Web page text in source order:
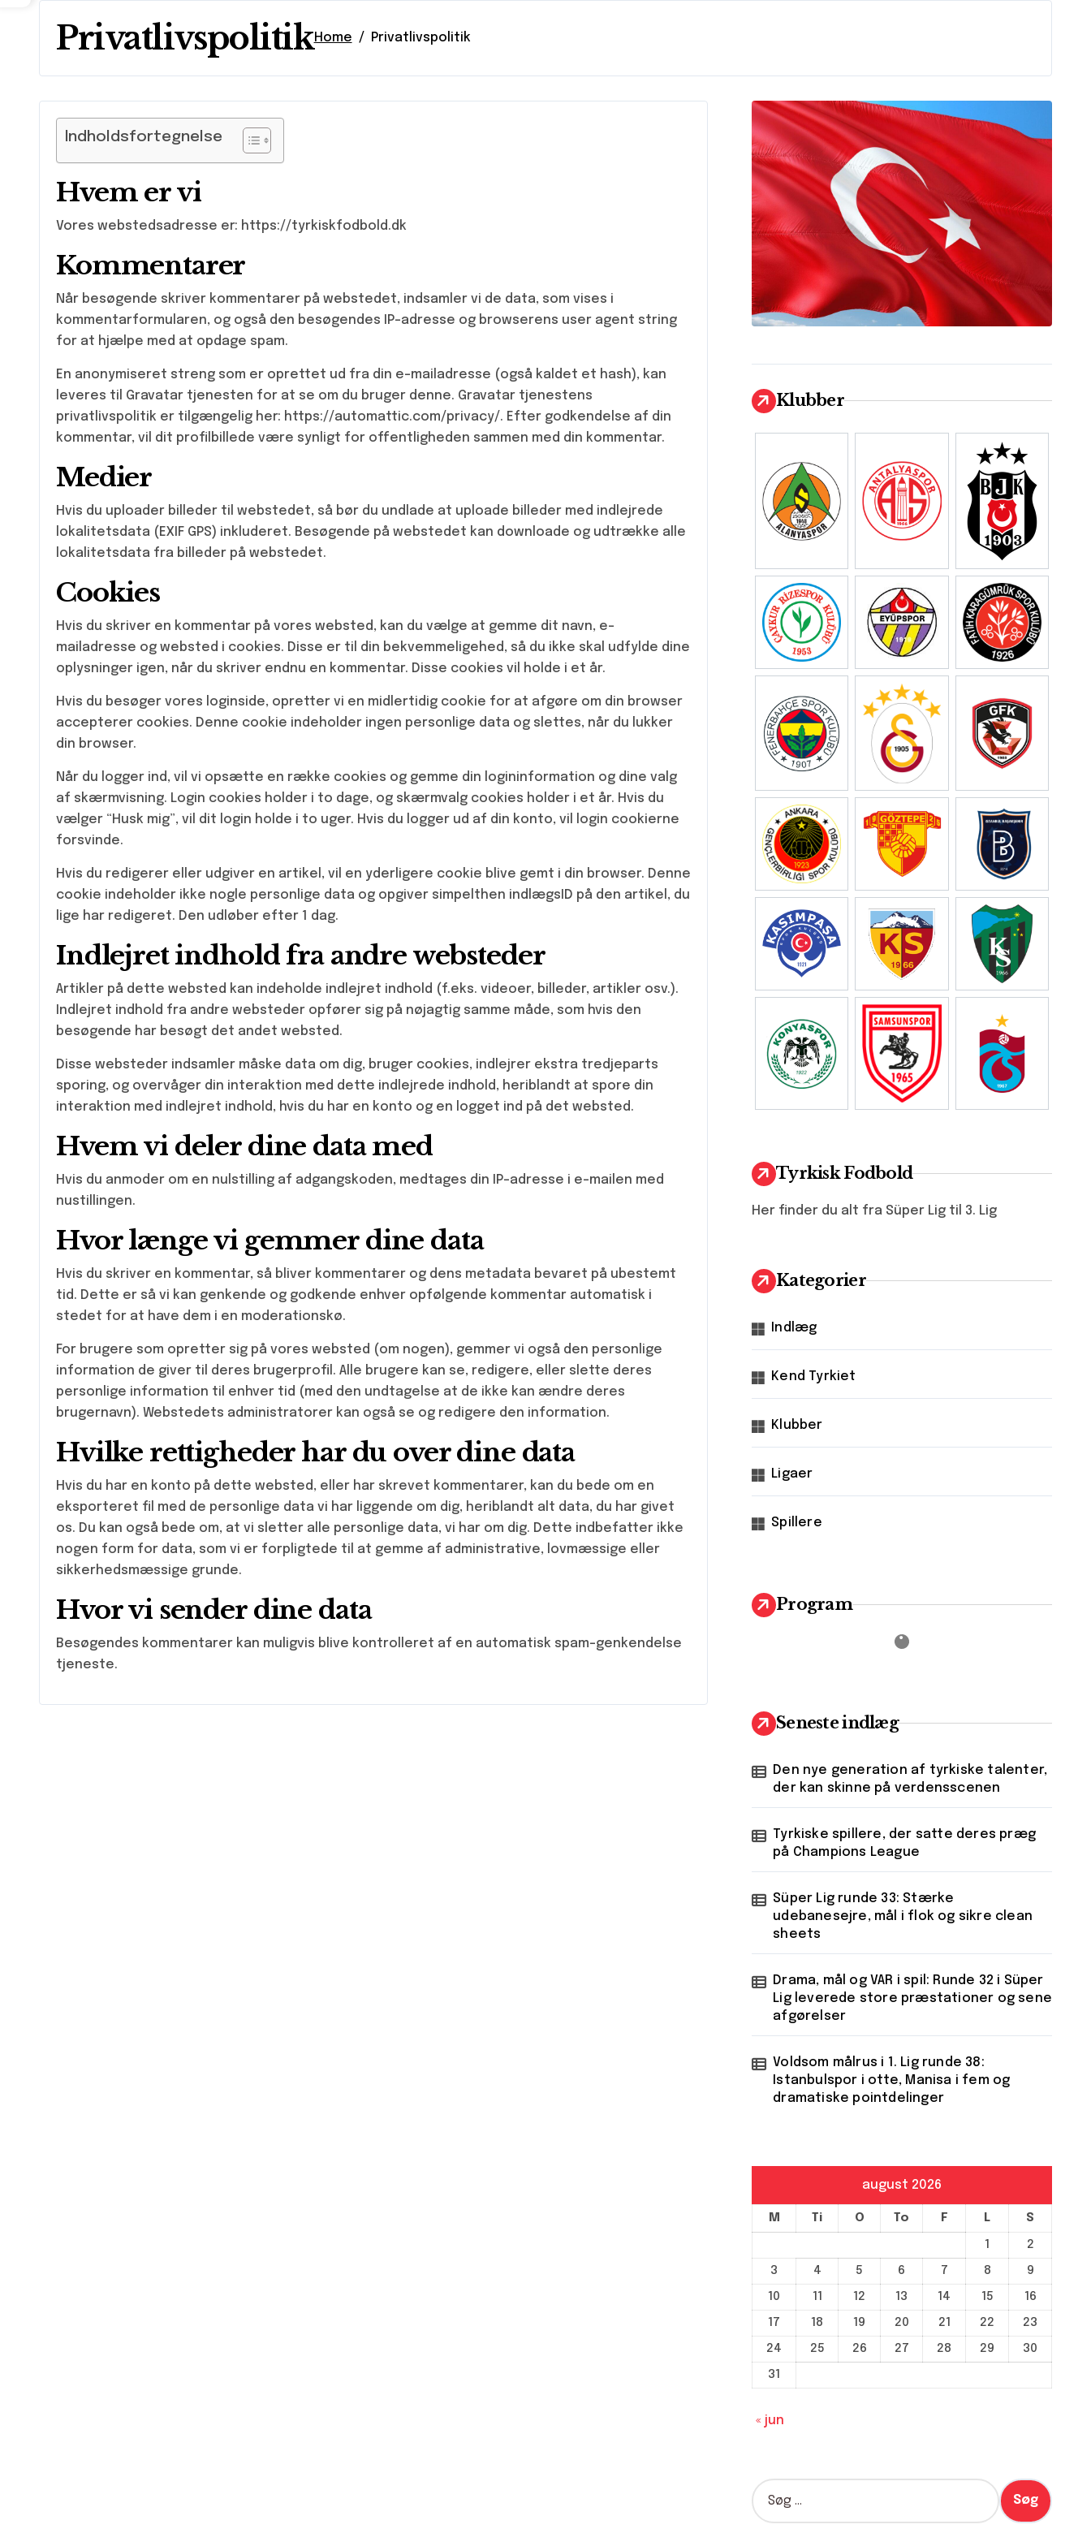
PrivatlivspolitikHome Privatlivspolitik
Indholdsfortegnelse
Hvem er vi
Vores webstedsadresse er: https://tyrkiskfodbold.dk
Kommentarer
Når besøgende skriver kommentarer på webstedet, indsamler vi de data, som vises i
kommentarformularen, og også den besøgendes IP-adresse og browserens user agent string
for at hjælpe med at opdage spam.
En anonymiseret streng som er oprettet ud fra din e-mailadresse (også kaldet et hash), kan
leveres til Gravatar tjenesten for at se om du bruger denne. Gravatar tjenestens
privatlivspolitik er tilgængelig her: https://automattic.com/privacy/. Efter godkendelse af din
kommentar, vil dit profilbillede være synligt for offentligheden sammen med din kommentar.
Medier
Hvis du uploader billeder til webstedet, så bør du undlade at uploade billeder med indlejrede
lokalitetsdata (EXIF GPS) inkluderet. Besøgende på webstedet kan downloade og udtrække alle
lokalitetsdata fra billeder på webstedet.
Cookies
Hvis du skriver en kommentar på vores websted, kan du vælge at gemme dit navn, e-
mailadresse og websted i cookies. Disse er til din bekvemmeligehed, så du ikke skal udfylde dine
oplysninger igen, når du skriver endnu en kommentar. Disse cookies vil holde i et år.
Hvis du besøger vores loginside, opretter vi en midlertidig cookie for at afgøre om din browser
accepterer cookies. Denne cookie indeholder ingen personlige data og slettes, når du lukker
din browser.
Når du logger ind, vil vi opsætte en række cookies og gemme din logininformation og dine valg
af skærmvisning. Login cookies holder i to dage, og skærmvalg cookies holder i et år. Hvis du
vælger “Husk mig”, vil dit login holde i to uger. Hvis du logger ud af din konto, vil login cookierne
forsvinde.
Hvis du redigerer eller udgiver en artikel, vil en yderligere cookie blive gemt i din browser. Denne
cookie indeholder ikke nogle personlige data og opgiver simpelthen indlægsID på den artikel, du
lige har redigeret. Den udløber efter 1 dag.
Indlejret indhold fra andre websteder
Artikler på dette websted kan indeholde indlejret indhold (f.eks. videoer, billeder, artikler osv.).
Indlejret indhold fra andre websteder opfører sig på nøjagtig samme måde, som hvis den
besøgende har besøgt det andet websted.
Disse websteder indsamler måske data om dig, bruger cookies, indlejrer ekstra tredjeparts
sporing, og overvåger din interaktion med dette indlejrede indhold, heriblandt at spore din
interaktion med indlejret indhold, hvis du har en konto og en logget ind på det websted.
Hvem vi deler dine data med
Hvis du anmoder om en nulstilling af adgangskoden, medtages din IP-adresse i e-mailen med
nustillingen.
Hvor længe vi gemmer dine data
Hvis du skriver en kommentar, så bliver kommentarer og dens metadata bevaret på ubestemt
tid. Dette er så vi kan genkende og godkende enhver opfølgende kommentar automatisk i
stedet for at have dem i en moderationskø.
For brugere som opretter sig på vores websted (om nogen), gemmer vi også den personlige
information de giver til deres brugerprofil. Alle brugere kan se, redigere, eller slette deres
personlige information til enhver tid (med den undtagelse at de ikke kan ændre deres
brugernavn). Webstedets administratorer kan også se og redigere den information.
Hvilke rettigheder har du over dine data
Hvis du har en konto på dette websted, eller har skrevet kommentarer, kan du bede om en
eksporteret fil med de personlige data vi har liggende om dig, heriblandt alt data, du har givet
os. Du kan også bede om, at vi sletter alle personlige data, vi har om dig. Dette indbefatter ikke
nogen form for data, som vi er forpligtede til at gemme af administrative, lovmæssige eller
sikkerhedsmæssige grunde.
Hvor vi sender dine data
Besøgendes kommentarer kan muligvis blive kontrolleret af en automatisk spam-genkendelse
tjeneste.
Klubber
Tyrkisk Fodbold
Her finder du alt fra Süper Lig til 3. Lig
Kategorier
Indlæg
Kend Tyrkiet
Klubber
Ligaer
Spillere
Program
Seneste indlæg
Den nye generation af tyrkiske talenter,
der kan skinne på verdensscenen
Tyrkiske spillere, der satte deres præg
på Champions League
Süper Lig runde 33: Stærke
udebanesejre, mål i flok og sikre clean
sheets
Drama, mål og VAR i spil: Runde 32 i Süper
Lig leverede store præstationer og sene
afgørelser
Voldsom målrus i 1. Lig runde 38:
Istanbulspor i otte, Manisa i fem og
dramatiske pointdelinger
august 2026
M Ti O To F L S
1
2
3
4 5 6 7 8
9
10
11 12 13 14 15
16
17
18 19 20 21 22
23
24
25 26 27 28 29
30
31
« jun
S
ø